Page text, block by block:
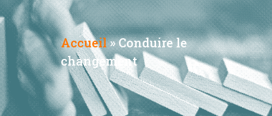
Accueil»Conduire le
changement